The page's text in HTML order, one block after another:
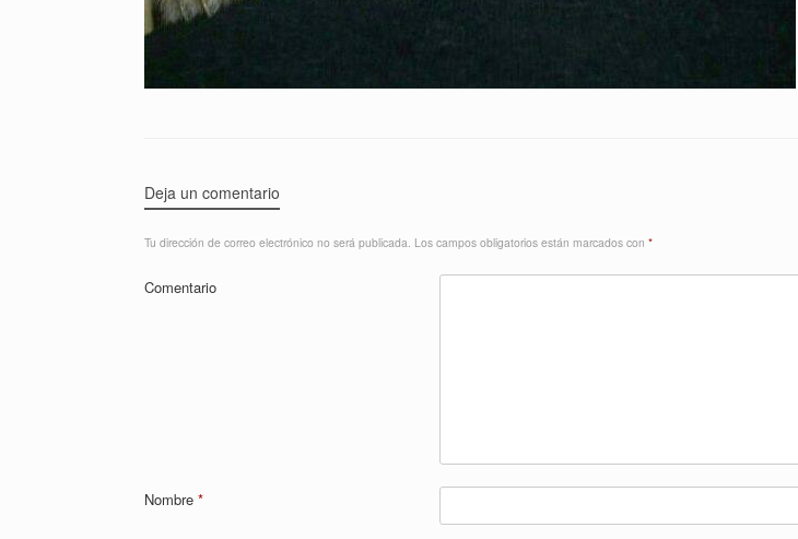
Deja un comentario
Tu dirección de correo electrónico no será publicada. Los campos obligatorios están marcados con *
Comentario
Nombre *